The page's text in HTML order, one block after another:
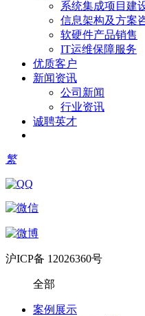
系统集成项目建
信息架构及方案
软硬件产品销售
IT运维保障服务
优质客户
新闻资讯
公司新闻
行业资讯
诚聘英才
繁
沪ICP备 12026360号
全部
案例展示